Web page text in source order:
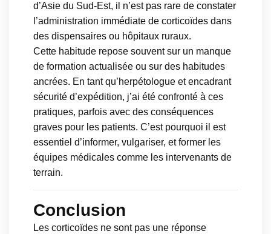
d’Asie du Sud-Est, il n’est pas rare de constater
l’administration immédiate de corticoïdes dans
des dispensaires ou hôpitaux ruraux.
Cette habitude repose souvent sur un manque
de formation actualisée ou sur des habitudes
ancrées. En tant qu’herpétologue et encadrant
sécurité d’expédition, j’ai été confronté à ces
pratiques, parfois avec des conséquences
graves pour les patients. C’est pourquoi il est
essentiel d’informer, vulgariser, et former les
équipes médicales comme les intervenants de
terrain.
Conclusion
Les corticoïdes ne sont pas une réponse